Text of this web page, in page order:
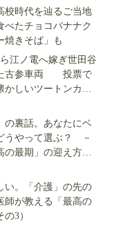
校時代を辿るご当地
べたチョコバナナク
焼きそば」も
江ノ電へ嫁ぎ世田谷
た古参車両 投票で
かしいツートンカラ
の裏話。あなたにベ
うやって選ぶ？ －
の最期」の迎え方
い。「介護」の先の
師が教える「最高の
3）